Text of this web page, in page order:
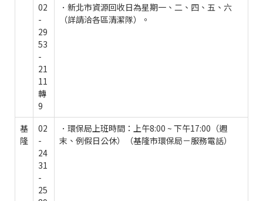
02
-
29
53
-
21
11
轉
9
．新北市資源回收日為星期一、二、四、五、六
（詳請洽各區清潔隊）。
基
隆
02
-
24
31
-
25
．環保局上班時間：上午8:00 ~ 下午17:00（週
末、例假日公休）（基隆市環保局－服務電話）